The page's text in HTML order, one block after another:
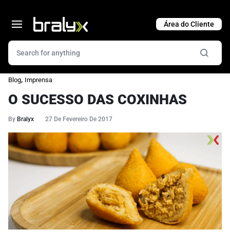
Blog, Imprensa
O SUCESSO DAS COXINHAS
By Bralyx 27 De Fevereiro De 2017